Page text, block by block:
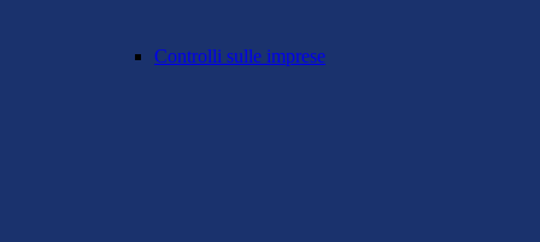
Controlli sulle imprese